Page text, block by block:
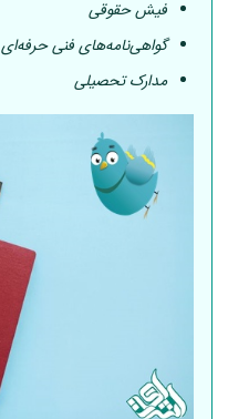
فیش حقوقی
گواهی‌نامه‌های فنی حرفه‌ای
مدارک تحصیلی